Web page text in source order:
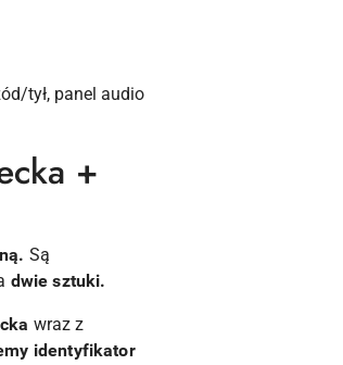
tył, panel audio
+
Są
dwie sztuki.
wraz z
identyfikator